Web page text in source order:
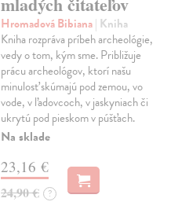
Hromadová Bibiana| Kniha
Kniha rozpráva príbeh archeológie,
vedy o tom, kým sme. Približuje
prácu archeológov, ktorí našu
minulosť skúmajú pod zemou, vo
vode, v ľadovcoch, v jaskyniach či
ukrytú pod pieskom v púšťach.
Na sklade
23,16 €
24,90 € ?